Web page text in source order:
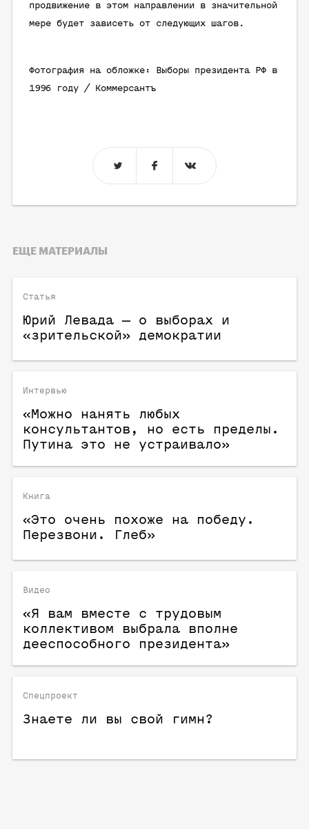
продвижение в этом направлении в значительной
мере будет зависеть от следующих шагов.
Фотография на обложке: Выборы президента РФ в
1996 году / Коммерсантъ
ЕЩЕ МАТЕРИАЛЫ
Статья
Юрий Левада — о выборах и
«зрительской» демократии
Интервью
«Можно нанять любых
консультантов, но есть пределы.
Путина это не устраивало»
Книга
«Это очень похоже на победу.
Перезвони. Глеб»
Видео
«Я вам вместе с трудовым
коллективом выбрала вполне
дееспособного президента»
Спецпроект
Знаете ли вы свой гимн?